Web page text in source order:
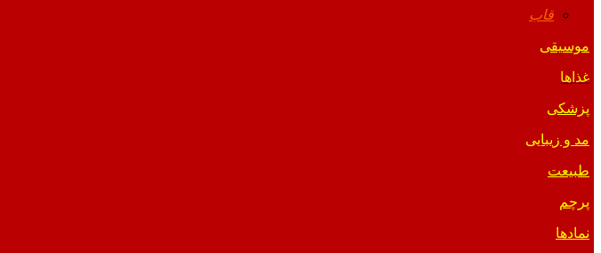
قاب
موسیقی
غذاها
پزشکی
مد و زیبایی
طبیعت
پرچم
نمادها